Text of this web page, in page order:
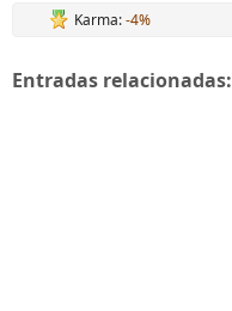
Karma:-4%
Entradas relacionadas: